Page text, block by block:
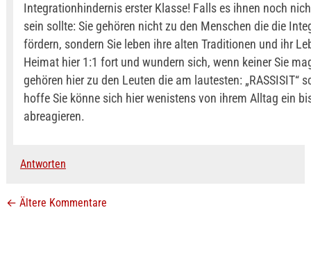
Integrationhindernis erster Klasse! Falls es ihnen noch
sein sollte: Sie gehören nicht zu den Menschen die die
fördern, sondern Sie leben ihre alten Traditionen und ihr
Heimat hier 1:1 fort und wundern sich, wenn keiner Sie
gehören hier zu den Leuten die am lautesten: „RASSISIT“
hoffe Sie könne sich hier wenistens von ihrem Alltag ein
abreagieren.
Antworten
← Ältere Kommentare